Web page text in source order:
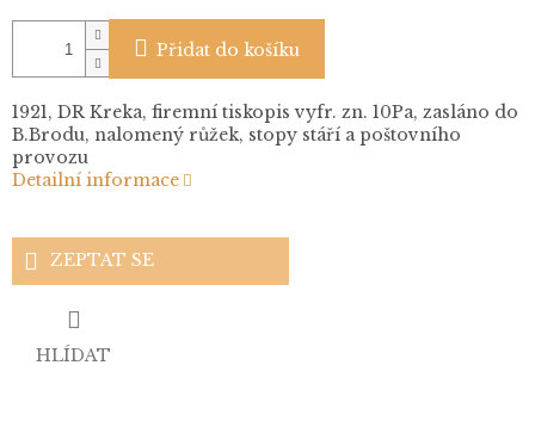
Přidat do košíku
1921, DR Kreka, firemní tiskopis vyfr. zn. 10Pa, zasláno do
B.Brodu, nalomený růžek, stopy stáří a poštovního
provozu
Detailní informace
ZEPTAT SE
HLÍDAT